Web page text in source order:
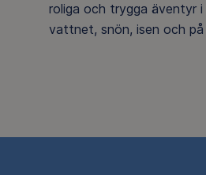
roliga och trygga äventyr i
vattnet, snön, isen och